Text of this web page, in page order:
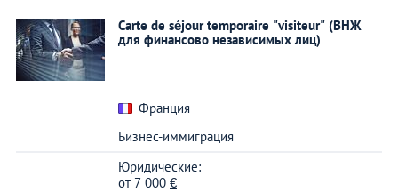
Carte de séjour temporaire "visiteur" (ВНЖ
для финансово независимых лиц)
Франция
Бизнес-иммиграция
Юридические:
от 7 000 €